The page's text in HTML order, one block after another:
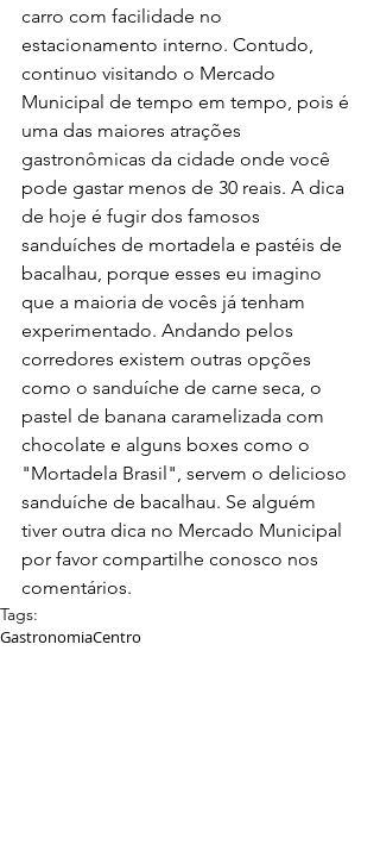
carro com facilidade no
estacionamento interno. Contudo,
continuo visitando o Mercado
Municipal de tempo em tempo, pois é
uma das maiores atrações
gastronômicas da cidade onde você
pode gastar menos de 30 reais. A dica
de hoje é fugir dos famosos
sanduíches de mortadela e pastéis de
bacalhau, porque esses eu imagino
que a maioria de vocês já tenham
experimentado. Andando pelos
corredores existem outras opções
como o sanduíche de carne seca, o
pastel de banana caramelizada com
chocolate e alguns boxes como o
"Mortadela Brasil", servem o delicioso
sanduíche de bacalhau. Se alguém
tiver outra dica no Mercado Municipal
por favor compartilhe conosco nos
comentários.
Tags:
GastronomiaCentro